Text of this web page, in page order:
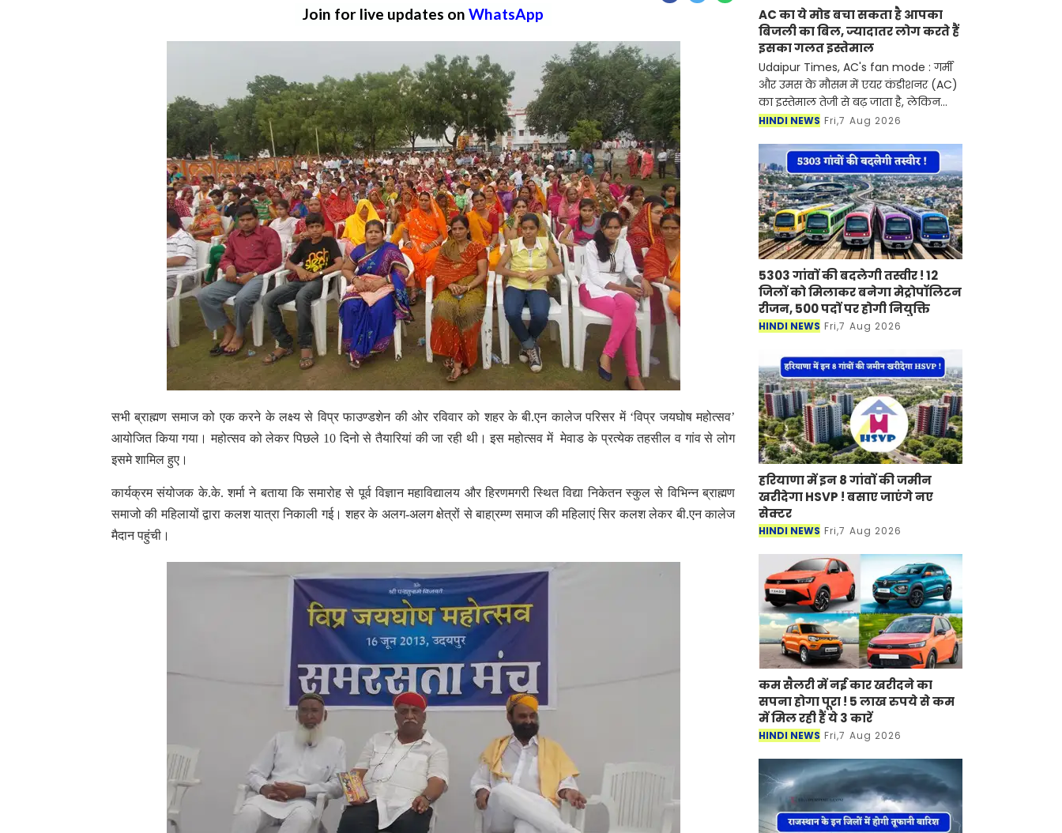
Join for live updates on WhatsApp
सभी ब्राह्मण समाज को एक करने के लक्ष्य से विप्र फाउण्डशेन की ओर रविवार को शहर के बी.एन कालेज परिसर में ‘विप्र जयघोष महोत्सव’
आयोजित किया गया। महोत्सव को लेकर पिछले 10 दिनो से तैयारियां की जा रही थी। इस महोत्सव में मेवाड के प्रत्येक तहसील व गांव से लोग
इसमे शामिल हुए।
कार्यक्रम संयोजक के.के. शर्मा ने बताया कि समारोह से पूर्व विज्ञान महाविद्यालय और हिरणमगरी स्थित विद्या निकेतन स्कुल से विभिन्न ब्राह्मण
समाजो की महिलायों द्वारा कलश यात्रा निकाली गई। शहर के अलग-अलग क्षेत्रों से बाहा्रम्ण समाज की महिलाएं सिर कलश लेकर बी.एन कालेज
मैदान पहुंची।
AC का ये मोड बचा सकता है आपका
बिजली का बिल, ज्यादातर लोग करते हैं
इसका गलत इस्तेमाल
Udaipur Times, AC's fan mode : गर्मी
और उमस के मौसम में एयर कंडीशनर (AC)
का इस्तेमाल तेजी से बढ़ जाता है, लेकिन
इसके साथ बिजली का बिल भी काफी बढ़
कम करने के लिए A
HINDI NEWS Fri,7 Aug 2026
5303 गांवों की बदलेगी तस्वीर ! 12
जिलों को मिलाकर बनेगा मेट्रोपॉलिटन
रीजन, 500 पदों पर होगी नियुक्ति
HINDI NEWS Fri,7 Aug 2026
हरियाणा में इन 8 गांवों की जमीन
खरीदेगा HSVP ! बसाए जाएंगे नए
सेक्टर
HINDI NEWS Fri,7 Aug 2026
कम सैलरी में नई कार खरीदने का
सपना होगा पूरा ! 5 लाख रुपये से कम
में मिल रही हैं ये 3 कारें
HINDI NEWS Fri,7 Aug 2026